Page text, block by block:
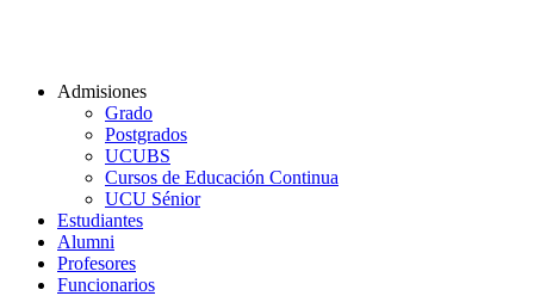
Admisiones
Grado
Postgrados
UCUBS
Cursos de Educación Continua
UCU Sénior
Estudiantes
Alumni
Profesores
Funcionarios